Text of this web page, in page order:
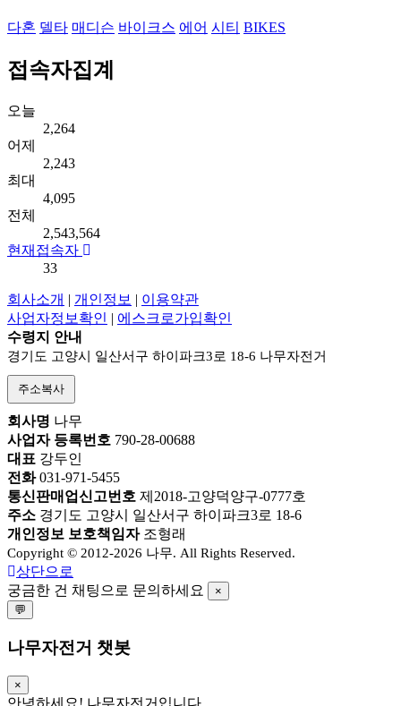
다혼 델타 매디슨 바이크스 에어 시티 BIKES
접속자집계
오늘
2,264
어제
2,243
최대
4,095
전체
2,543,564
현재접속자
33
회사소개 | 개인정보 | 이용약관
사업자정보확인 | 에스크로가입확인
수령지 안내
경기도 고양시 일산서구 하이파크3로 18-6 나무자전거
주소복사
회사명 나무
사업자 등록번호 790-28-00688
대표 강두인
전화031-971-5455
통신판매업신고번호 제2018-고양덕양구-0777호
주소 경기도 고양시 일산서구 하이파크3로 18-6
개인정보 보호책임자조형래
Copyright © 2012-2026 나무. All Rights Reserved.
상단으로
궁금한 건 채팅으로 문의하세요
×
💬
나무자전거 챗봇
×